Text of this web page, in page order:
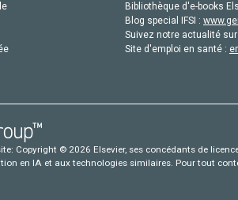
Bibliothèque d'e-books
Blog special IFSI :
Suivez notre actualité
Site d'emploi en santé :
Copyright © 2026 Elsevier, ses concédants de
en IA et aux technologies similaires. Pour tout